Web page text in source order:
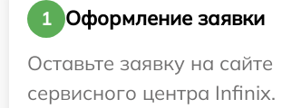
1
Оформление заявки
Оставьте заявку на сайте
сервисного центра